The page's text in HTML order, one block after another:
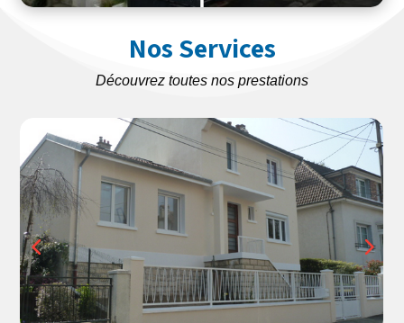
Nos Services
Découvrez toutes nos prestations